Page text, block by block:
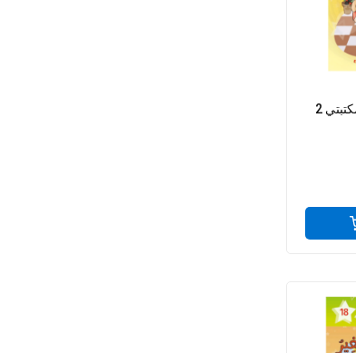
2 القصاب الجديد -15- مكتبتي